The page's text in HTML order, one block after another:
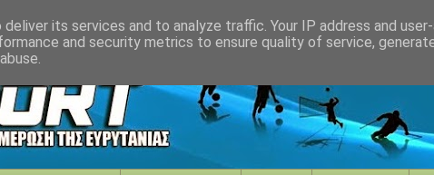
its services and to analyze traffic. Your IP address and
and security metrics to ensure quality of service,